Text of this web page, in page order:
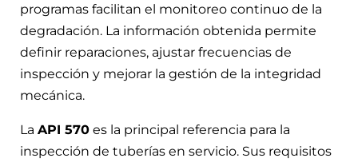
programas facilitan el monitoreo continuo de la
degradación. La información obtenida permite
definir reparaciones, ajustar frecuencias de
inspección y mejorar la gestión de la integridad
mecánica.
La API 570 es la principal referencia para la
inspección de tuberías en servicio. Sus requisitos